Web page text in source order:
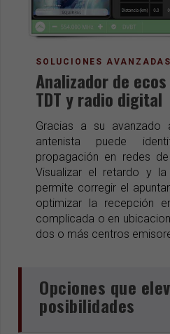
SOLUCIONES
Analizador de
TDT y radio digital
Gracias a su avanzado
antenista puede
propagación en redes
Visualizar el retardo y
permite corregir el
optimizar la recepción
complicada o en
dos o más centros
Opciones que
posibilidades